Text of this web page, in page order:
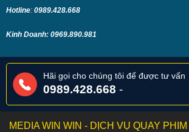
Hotline: 0989.428.668
Kinh Doanh: 0969.890.981
Hãi gọi cho chúng tôi để được tư vấn
0989.428.668 -
MEDIA WIN WIN - DỊCH VỤ QUAY